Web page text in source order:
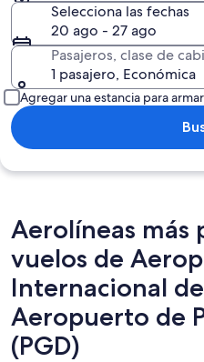
Selecciona las fechas
20 ago - 27 ago
Pasajeros, clase de
1 pasajero, Económica
Agregar una estancia para
Aerolíneas más
vuelos de
Internacional
Aeropuerto de
(PGD)